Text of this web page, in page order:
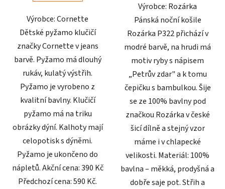
Výrobce: Cornette
Dětské pyžamo klučičí
značky Cornette v jeans
barvě. Pyžamo má dlouhý
rukáv, kulatý výstřih.
Pyžamo je vyrobeno z
kvalitní bavlny. Klučičí
pyžamo má na triku
obrázky dýní. Kalhoty mají
celopotisk s dýněmi.
Pyžamo je ukončeno do
nápletů. Akční cena: 390 Kč
Předchozí cena: 590 Kč.
hvězdiček.
Výrobce: Rozárka
Pánská noční košile
Rozárka P322 přichází v
modré barvě, na hrudi má
motiv ryby s nápisem
„Petrův zdar" a k tomu
čepičku s bambulkou. Šije
se ze 100% bavlny pod
značkou Rozárka v české
šicí dílně a stejný vzor
máme i v chlapecké
velikosti. Materiál: 100%
bavlna – měkká, prodyšná a
dobře saje pot. Střih a